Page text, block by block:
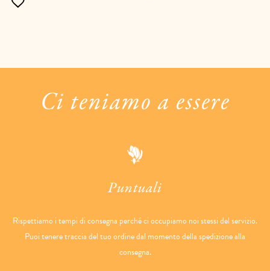
Ci teniamo a essere
Puntuali
Rispettiamo i tempi di consegna perché ci occupiamo noi stessi del servizio.
Puoi tenere traccia del tuo ordine dal momento della spedizione alla
consegna.